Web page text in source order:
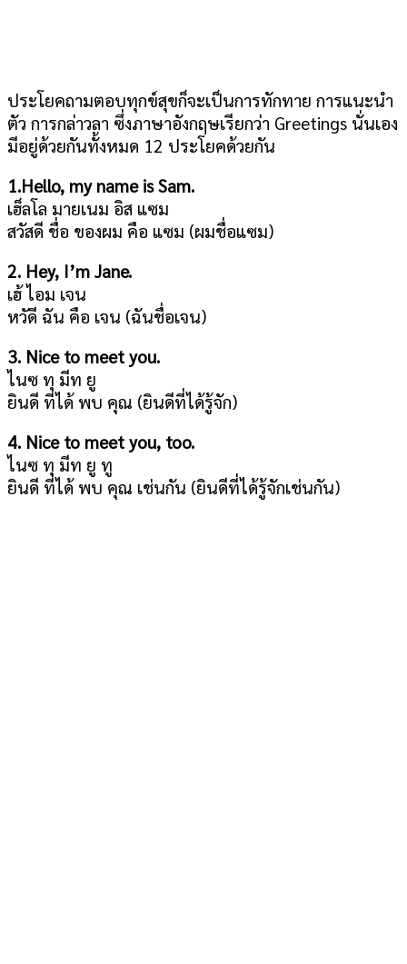
ประโยคถามตอบทุกข์สุขก็จะเป็นการทักทาย การแนะนำ
ตัว การกล่าวลา ซึ่งภาษาอังกฤษเรียกว่า Greetings นั่นเอง
มีอยู่ด้วยกันทั้งหมด 12 ประโยคด้วยกัน
1.Hello, my name is Sam.
เฮ็ลโล มายเนม อิส แซม
สวัสดี ชื่อ ของผม คือ แซม (ผมชื่อแซม)
2. Hey, I’m Jane.
เฮ้ ไอม เจน
หวัดี ฉัน คือ เจน (ฉันชื่อเจน)
3. Nice to meet you.
ไนซ ทุ มีท ยู
ยินดี ที่ได้ พบ คุณ (ยินดีที่ได้รู้จัก)
4. Nice to meet you, too.
ไนซ ทุ มีท ยู ทู
ยินดี ที่ได้ พบ คุณ เช่นกัน (ยินดีที่ได้รู้จักเช่นกัน)